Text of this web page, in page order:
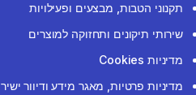
תקנוני הטבות, מבצעים ופעילויות
שירותי תיקונים ותחזוקה למוצרים
מדיניות Cookies
מדיניות פרטיות, מאגר מידע ודיוור ישיר